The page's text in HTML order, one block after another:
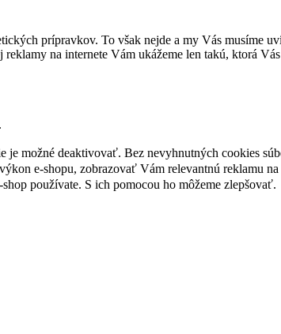
prípravkov. To však nejde a my Vás musíme
na internete Vám ukážeme len takú, ktorá
je možné deaktivovať. Bez nevyhnutných cookies
e-shopu, zobrazovať Vám relevantnú reklamu
používate. S ich pomocou ho môžeme zlepšovať.